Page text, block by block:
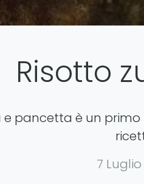
Risotto
e pancetta è un
7